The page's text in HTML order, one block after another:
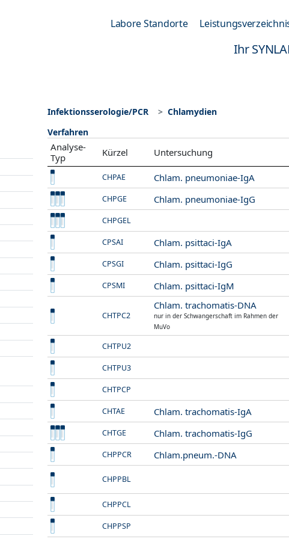
Labore Standorte
Ihr
Infektionsserologie/PCR
Chlamydien
Verfahren
Analyse-
Typ
Kürzel Untersuchung
CHPAE Chlam. pneumoniae-IgA
CHPGE Chlam. pneumoniae-IgG
CHPGEL
CPSAI Chlam. psittaci-IgA
CPSGI Chlam. psittaci-IgG
CPSMI Chlam. psittaci-IgM
CHTPC2
Chlam. trachomatis-DNA
nur in der Schwangerschaft im Rahmen der
MuVo
CHTPU2
CHTPU3
CHTPCP
CHTAE Chlam. trachomatis-IgA
CHTGE Chlam. trachomatis-IgG
CHPPCR Chlam.pneum.-DNA
CHPPBL
CHPPCL
CHPPSP